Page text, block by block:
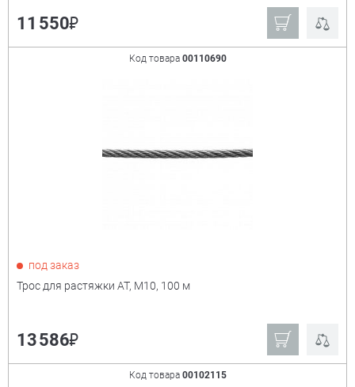
11 550₽
Код товара 00110690
под заказ
Трос для растяжки АТ, М10, 100 м
13 586₽
Код товара 00102115